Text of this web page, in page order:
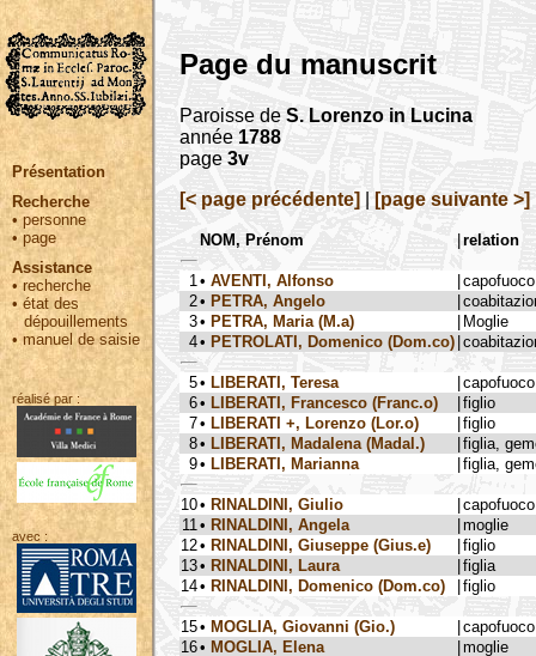
Présentation
Recherche
• personne
•page
Assistance
• recherche
•état des
dépouillements
•manuel de saisie
réalisé par :
avec :
Page du manuscrit
Paroisse de S. Lorenzo in Lucina
année 1788
page 3v
[< page précédente]
[page suivante >]
NOM, Prénom relation
1 • AVENTI, Alfonso
capofuoco
2• PETRA, Angelo
3• PETRA, Maria (M.a)
Moglie
4• PETROLATI, Domenico (Dom.co)
5• LIBERATI, Teresa
capofuoco
6• LIBERATI, Francesco (Franc.o)
figlio
7• LIBERATI +, Lorenzo (Lor.o)
figlio
8• LIBERATI, Madalena (Madal.)
figlia,
9• LIBERATI, Marianna figlia,
10• RINALDINI, Giulio
capofuoco
11 • RINALDINI, Angela
moglie
12• RINALDINI, Giuseppe (Gius.e)
figlio
13• RINALDINI, Laura
figlia
14• RINALDINI, Domenico (Dom.co) figlio
15• MOGLIA, Giovanni (Gio.)
capofuoco
16• MOGLIA, Elena
moglie